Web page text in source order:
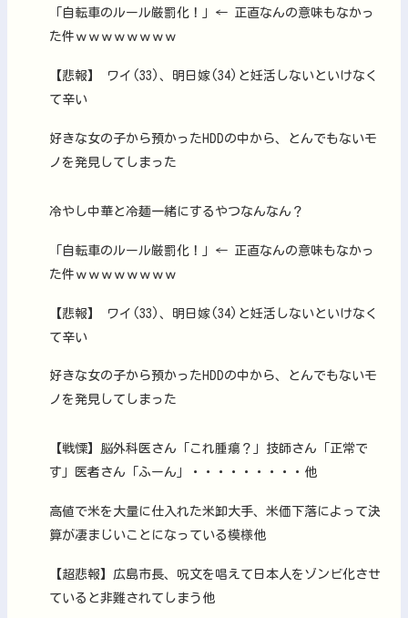
「自転車のルール厳罰化！」← 正直なんの意味もなかっ
た件ｗｗｗｗｗｗｗｗ
【悲報】 ワイ(33)、明日嫁(34)と妊活しないといけなく
て辛い
好きな女の子から預かったHDDの中から、とんでもないモ
ノを発見してしまった
冷やし中華と冷麺一緒にするやつなんなん？
「自転車のルール厳罰化！」← 正直なんの意味もなかっ
た件ｗｗｗｗｗｗｗｗ
【悲報】 ワイ(33)、明日嫁(34)と妊活しないといけなく
て辛い
好きな女の子から預かったHDDの中から、とんでもないモ
ノを発見してしまった
【戦慄】脳外科医さん「これ腫瘍？」技師さん「正常で
す」医者さん「ふーん」・・・・・・・・・他
高値で米を大量に仕入れた米卸大手、米価下落によって決
算が凄まじいことになっている模様他
【超悲報】広島市長、呪文を唱えて日本人をゾンビ化させ
ていると非難されてしまう他